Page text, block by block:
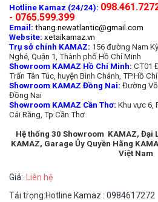
Hotline Kamaz (24/24):
- 0765.599.399
Email: thang.newatlantic@gmail.com
Website: xetaikamaz.vn
Trụ sở chính KAMAZ: 156 đường Nam
Nghé, Quận 1, Thành phố Hồ Chí Minh
Showroom KAMAZ Hồ Chí Minh: CT01
Trấn Tân Túc, huyện Bình Chánh, TP.Hồ
Showroom KAMAZ Đồng Nai: Đường Võ
Đồng Nai
Showroom KAMAZ Cần Thơ: Khu vực 6,
Cái Răng, Tp.Cần Thơ
Hệ thống 30 Showroom KAMAZ, Đại
KAMAZ, Garage Ủy Quyền Hãng
Việt Nam
Giá:
Liên hệ
Tải trọng:Hotline Kamaz : 0984617272